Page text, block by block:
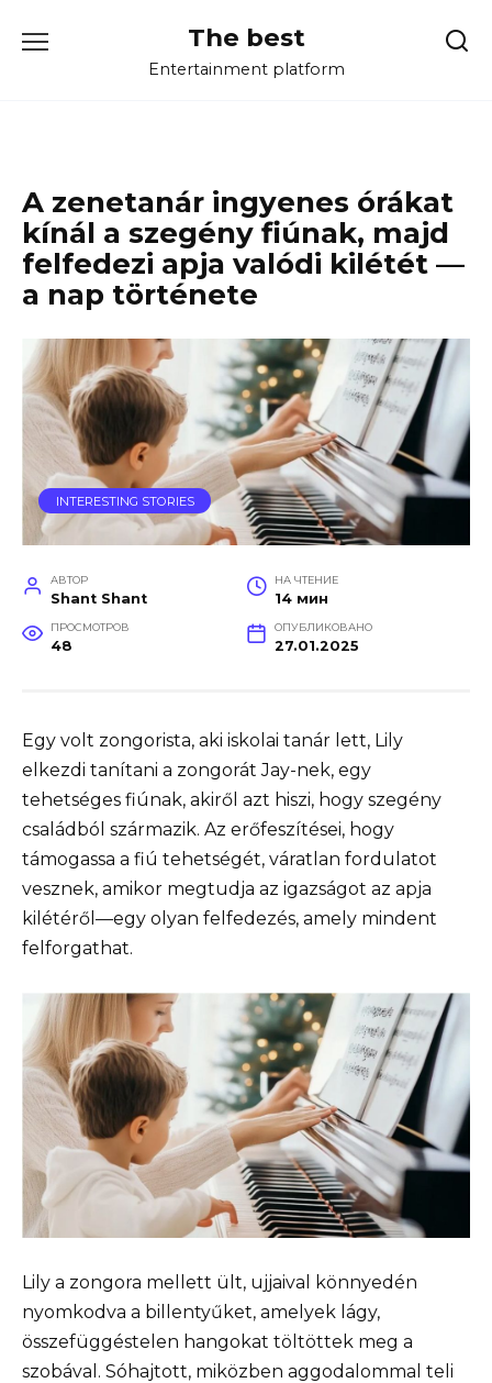
The best
Entertainment platform
A zenetanár ingyenes órákat
kínál a szegény fiúnak, majd
felfedezi apja valódi kilétét —
a nap története
INTERESTING STORIES
АВТОР
Shant Shant
НА ЧТЕНИЕ
14 мин
ПРОСМОТРОВ
48
ОПУБЛИКОВАНО
27.01.2025
Egy volt zongorista, aki iskolai tanár lett, Lily
elkezdi tanítani a zongorát Jay-nek, egy
tehetséges fiúnak, akiről azt hiszi, hogy szegény
családból származik. Az erőfeszítései, hogy
támogassa a fiú tehetségét, váratlan fordulatot
vesznek, amikor megtudja az igazságot az apja
kilétéről—egy olyan felfedezés, amely mindent
felforgathat.
Lily a zongora mellett ült, ujjaival könnyedén
nyomkodva a billentyűket, amelyek lágy,
összefüggéstelen hangokat töltöttek meg a
szobával. Sóhajtott, miközben aggodalommal teli